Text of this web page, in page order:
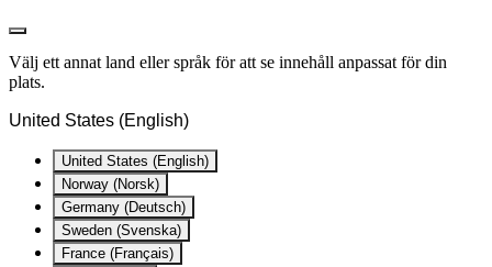
Välj ett annat land eller språk för att se innehåll anpassat för din
plats.
United States (English)
United States (English)
Norway (Norsk)
Germany (Deutsch)
Sweden (Svenska)
France (Français)